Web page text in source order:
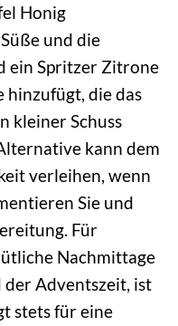
Honig
und die
ein Spritzer Zitrone
die das
kleiner Schuss
kann dem
verleihen, wenn
Sie und
Für
Nachmittage
Adventszeit, ist
stets für eine